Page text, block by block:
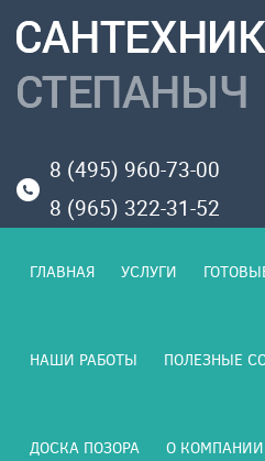
8 (495) 960-73-00
8 (965) 322-31-52
ГЛАВНАЯ УСЛУГИ
НАШИ РАБОТЫ ПОЛЕЗНЫЕ
ДОСКА ПОЗОРА О КОМПАНИИ